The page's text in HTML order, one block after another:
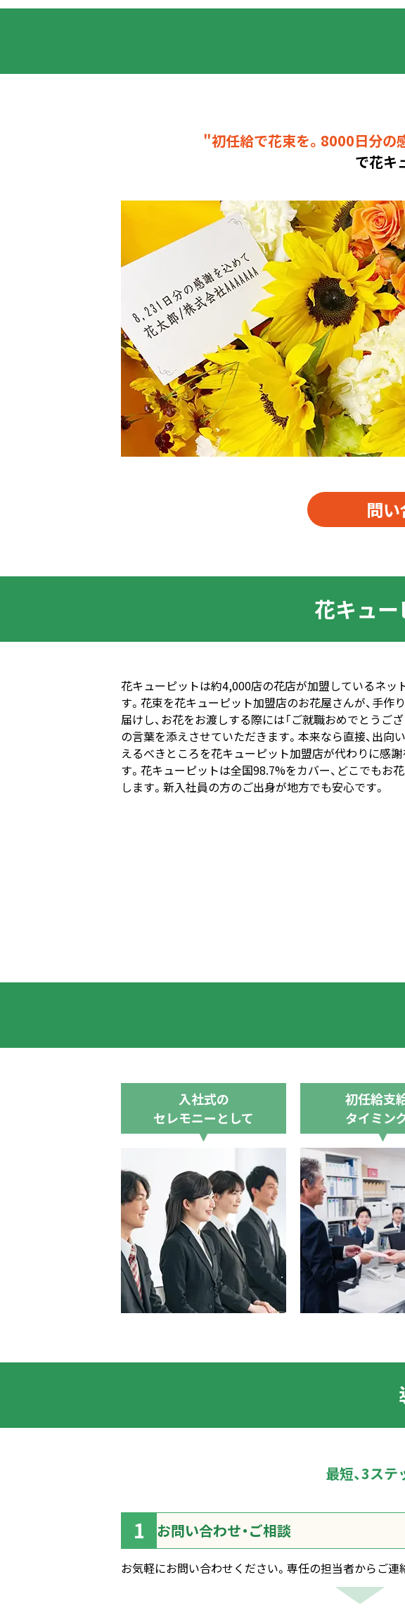
"初任給で花束を。8000日分の
で花キ
問い
花キュ
花キューピットは約4,000店の花店が加盟しているネッ
す。花束を花キューピット加盟店のお花屋さんが、手作
届けし、お花をお渡しする際には「ご就職おめでとうご
の言葉を添えさせていただきます。本来なら直接、出向
えるべきところを花キューピット加盟店が代わりに感
す。花キューピットは全国98.7%をカバー、どこでもお
します。新入社員の方のご出身が地方でも安心です。
入社式の
セレモニーとして
初任給支
タイミン
最短、3ステ
お問い合わせ・ご相談
お気軽にお問い合わせください。専任の担当者からご連